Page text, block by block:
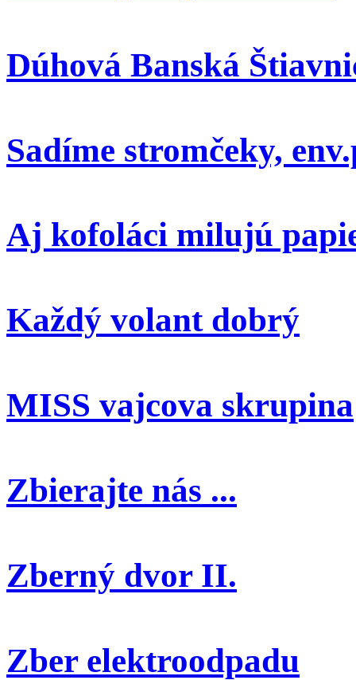
Dúhová Banská
Sadíme stromčeky,
Aj kofoláci milujú
Každý volant dobrý
MISS vajcova skrupina
Zbierajte nás ...
Zberný dvor II.
Zber elektroodpadu